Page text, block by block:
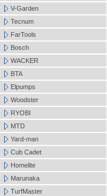
V-Garden
Tecnum
FarTools
Bosch
WACKER
BTA
Elpumps
Woodster
RYOBI
MTD
Yard-man
Cub Cadet
Homelite
Marunaka
TurfMaster